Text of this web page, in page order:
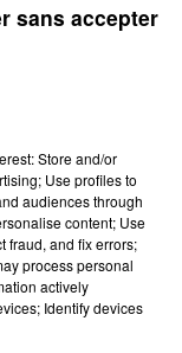
Store and/or
Use profiles to
audiences through
content; Use
fraud, and fix errors;
process personal
actively
Identify devices
sans accepter